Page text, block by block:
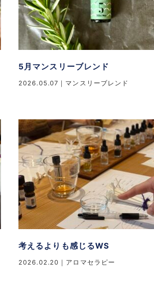
5月マンスリーブレンド
2026.05.07 マンスリーブレンド
考えるよりも感じるWS
2026.02.20 アロマセラピー